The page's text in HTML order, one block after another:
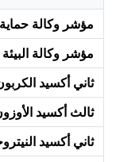
مؤشر وكالة حماية
مؤشر وكالة البيئة
ثاني أكسيد
ثالث أكسيد
ثاني أكسيد